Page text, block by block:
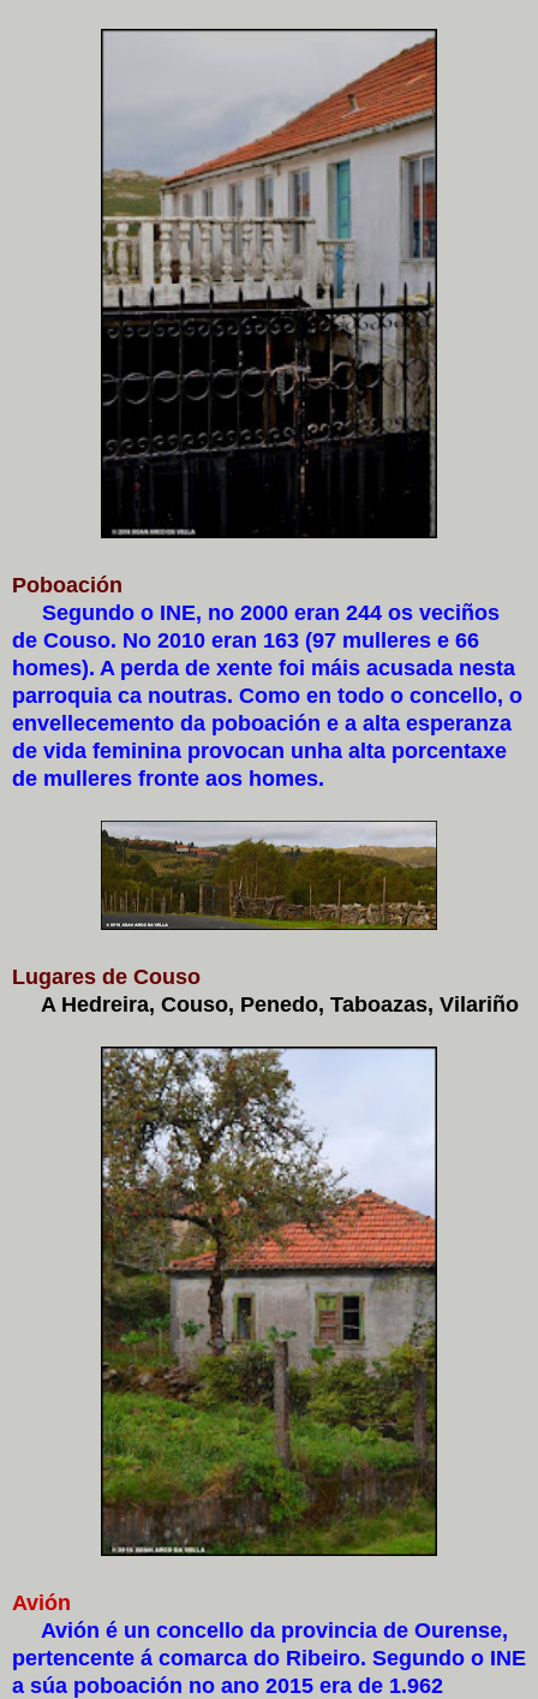
Poboación
Segundo o INE, no 2000 eran 244 os veciños
de Couso. No 2010 eran 163 (97 mulleres e 66
homes). A perda de xente foi máis acusada nesta
parroquia ca noutras. Como en todo o concello, o
envellecemento da poboación e a alta esperanza
de vida feminina provocan unha alta porcentaxe
de mulleres fronte aos homes.
Lugares de Couso
A Hedreira, Couso, Penedo, Taboazas, Vilariño
Avión
Avión é un concello da provincia de Ourense,
pertencente á comarca do Ribeiro. Segundo o INE
a súa poboación no ano 2015 era de 1.962